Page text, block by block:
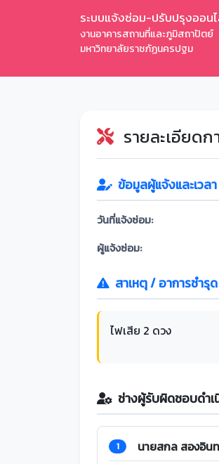
ระบบแจ้งซ่อม-ปรับปรุงออน
งานอาคารสถานที่และภูมิสถาปัตย์
มหาวิทยาลัยราชภัฏนครปฐม
รายละเอียด
ข้อมูลผู้แจ้งและเวลา
วันที่แจ้งซ่อม:
ผู้แจ้งซ่อม:
สาเหตุ / อาการชำรุด
ไฟเสีย 2 ดวง
ช่างผู้รับผิดชอบดำเ
1 นายสกล สองอิน